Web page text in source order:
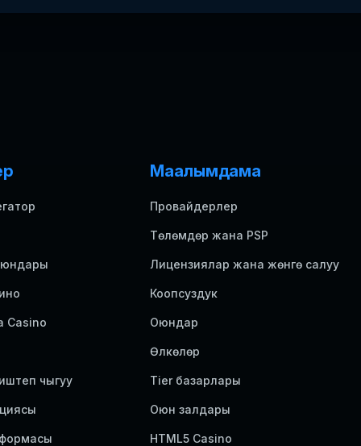
Casino
чыгуу
Маалымдама
Провайдерлер
Төлөмдөр жана PSP
Лицензиялар жана жөнгө салуу
Коопсуздук
Оюндар
Өлкөлөр
Tier базарлары
Оюн залдары
HTML5 Casino